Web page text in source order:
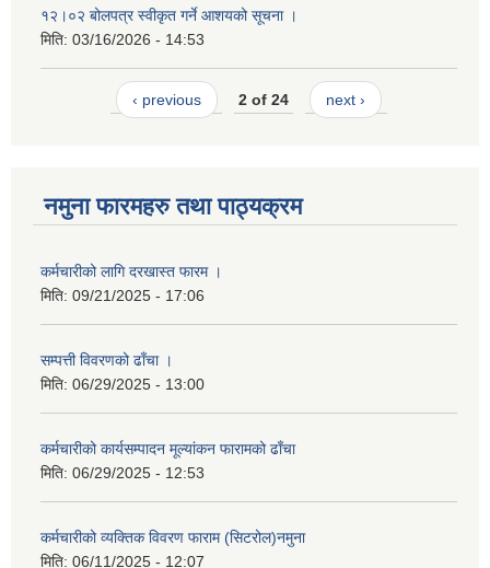
१२।०२ बोलपत्र स्वीकृत गर्ने आशयको सूचना ।
मिति: 03/16/2026 - 14:53
‹ previous 2 of 24 next ›
नमुना फारमहरु तथा पाठ्यक्रम
कर्मचारीको लागि दरखास्त फारम ।
मिति: 09/21/2025 - 17:06
सम्पत्ती विवरणको ढाँचा ।
मिति: 06/29/2025 - 13:00
कर्मचारीको कार्यसम्पादन मूल्यांकन फारामको ढाँचा
मिति: 06/29/2025 - 12:53
कर्मचारीको व्यक्तिक विवरण फाराम (सिटरोल)नमुना
मिति: 06/11/2025 - 12:07